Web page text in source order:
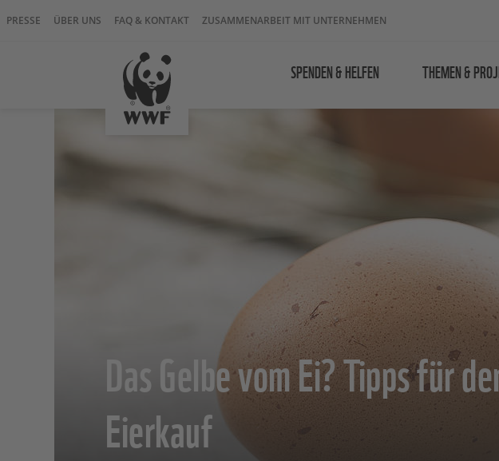
PRESSE ÜBER UNS FAQ & KONTAKT ZUSAMMENARBEIT MIT UNTERNEHMEN
SPENDEN & HELFEN THEMEN &
Das Gelbe vom Ei? Tipps für
Eierkauf